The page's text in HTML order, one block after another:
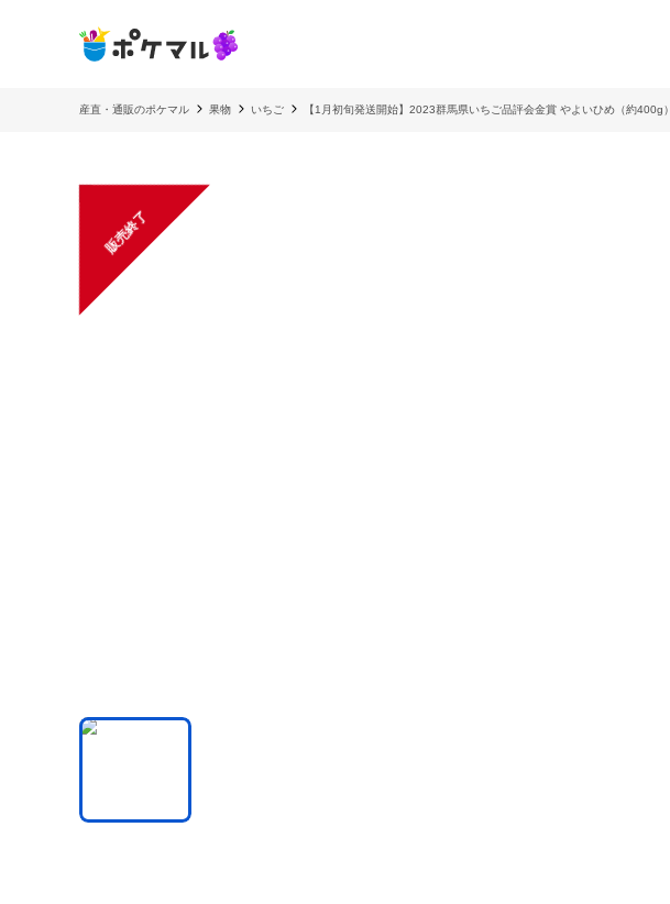
産直・通販のポケマル 果物 いちご 【1月初旬発送開始】2023群馬県いちご品評会金賞 やよいひめ（約400g）
販売終了